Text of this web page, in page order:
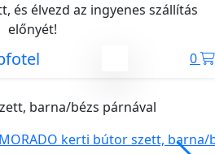
és élvezd az ingyenes szállítás
előnyét!
0
barna/bézs párnával